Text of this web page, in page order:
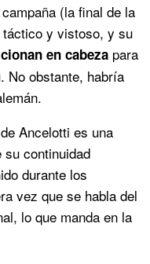
(la final de la
táctico y vistoso, y su
en cabeza para
No obstante, habría
Ancelotti es una
su continuidad
durante los
vez que se habla del
lo que manda en la